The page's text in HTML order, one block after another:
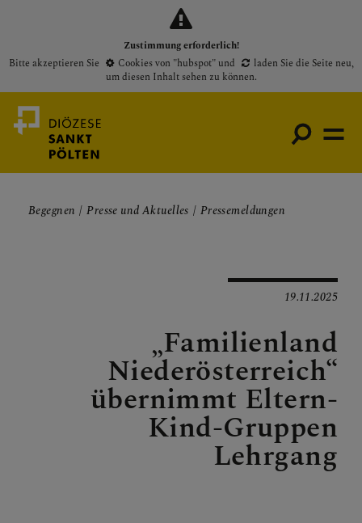
Zustimmung erforderlich!
Bitte akzeptieren Sie
Cookies von "hubspot"und laden Sie die Seite neu,
um diesen Inhalt sehen zu können.
Veranstaltungen
Begegnen Presse und Aktuelles Pressemeldungen
19.11.2025
„Familienland
Niederösterreich“
übernimmt Eltern-
Kind-Gruppen
Lehrgang